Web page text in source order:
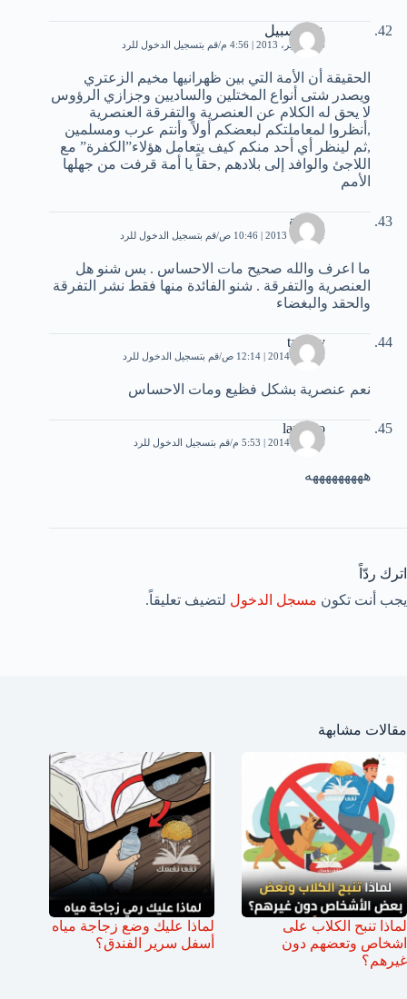
عابر سبيل
14 سبتمبر، 2013 | 4:56 م قم بتسجيل الدخول للرد
الحقيقة أن الأمة التي بين ظهرانيها مخيم الزعتري
ويصدر شتى أنواع المختلين والساديين وجزازي الرؤوس
لا يحق له الكلام عن العنصرية والتفرقة العنصرية
,أنظروا لمعاملتكم لبعضكم أولاً وأنتم عرب ومسلمين
,ثم لينظر أي أحد منكم كيف يتعامل هؤلاء”الكفرة” مع
اللاجئ والوافد إلى بلادهم ,حقاً يا أمة قرفت من جهلها
الأمم
ماجدة
1 أكتوبر، 2013 | 10:46 ص قم بتسجيل الدخول للرد
ما اعرف والله صحيح مات الاحساس . بس شنو هل
العنصرية والتفرقة . شنو الفائدة منها فقط نشر التفرقة
والحقد والبغضاء
tahany
4 أبريل، 2014 | 12:14 ص قم بتسجيل الدخول للرد
نعم عنصرية بشكل فظيع ومات الاحساس
laralolo
4 أبريل، 2014 | 5:53 م قم بتسجيل الدخول للرد
هههههههههه
اترك ردّاً
يجب أنت تكون مسجل الدخول لتضيف تعليقاً.
مقالات مشابهة
لماذا تنبح الكلاب على
اشخاص وتعضهم دون
غيرهم؟
لماذا عليك وضع زجاجة مياه
أسفل سرير الفندق؟